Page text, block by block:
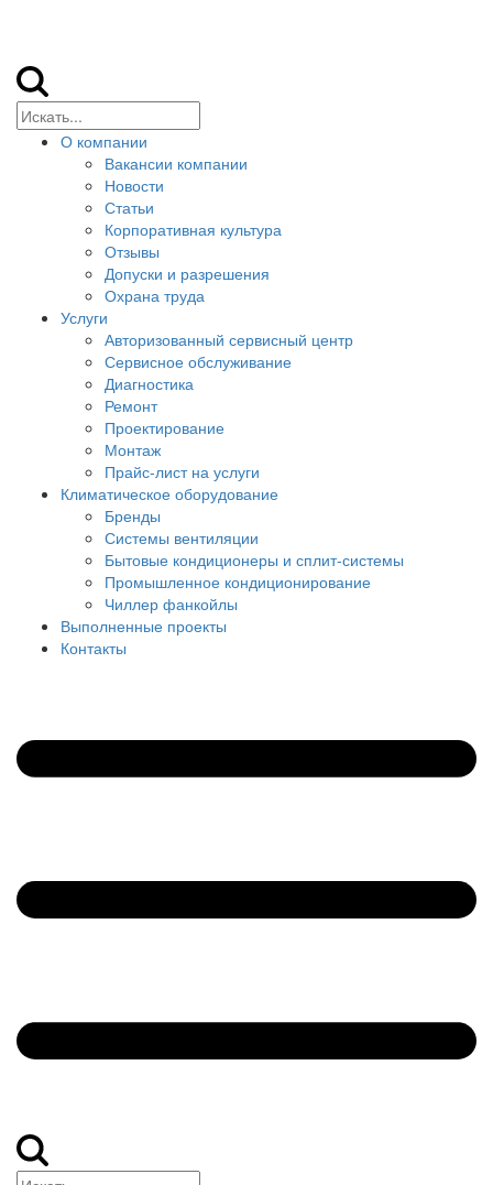
О компании
Вакансии компании
Новости
Статьи
Корпоративная культура
Отзывы
Допуски и разрешения
Охрана труда
Услуги
Авторизованный сервисный центр
Сервисное обслуживание
Диагностика
Ремонт
Проектирование
Монтаж
Прайс-лист на услуги
Климатическое оборудование
Бренды
Системы вентиляции
Бытовые кондиционеры и сплит-системы
Промышленное кондиционирование
Чиллер фанкойлы
Выполненные проекты
Контакты